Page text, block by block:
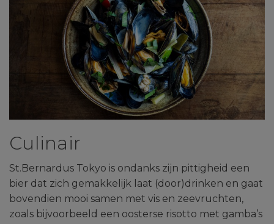
Culinair
St.Bernardus Tokyo is ondanks zijn pittigheid een
bier dat zich gemakkelijk laat (door)drinken en gaat
bovendien mooi samen met vis en zeevruchten,
zoals bijvoorbeeld een oosterse risotto met gamba’s